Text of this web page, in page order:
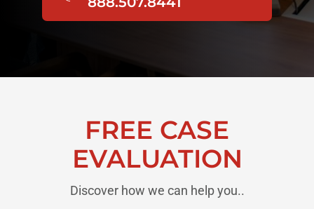
FREE CASE
EVALUATION
Discover how we can help you..